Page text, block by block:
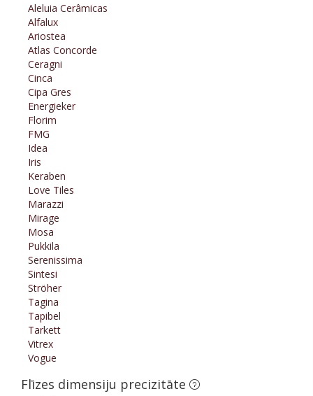
Aleluia Cerâmicas
Alfalux
Ariostea
Atlas Concorde
Ceragni
Cinca
Cipa Gres
Energieker
Florim
FMG
Idea
Iris
Keraben
Love Tiles
Marazzi
Mirage
Mosa
Pukkila
Serenissima
Sintesi
Ströher
Tagina
Tapibel
Tarkett
Vitrex
Vogue
Flīzes dimensiju precizitāte